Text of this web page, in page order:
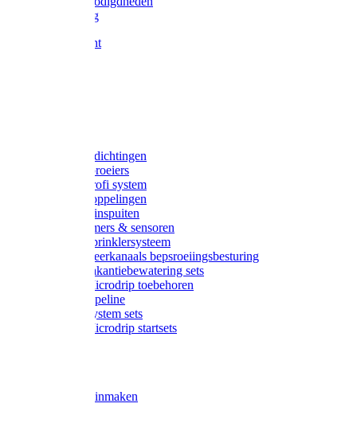
Tyleenslang
Lange bocht
Gardena afdichtingen
Gardena sproeiers
Gardena Profi system
Gardena koppelingen
Gardena tuinspuiten
Gardena timers & sensoren
Gardena Sprinklersysteem
Gardena meerkanaals bepsroeiingsbesturing
Gardena vakantiebewatering sets
Gardena Microdrip toebehoren
Gardena Pipeline
Gardena System sets
Gardena Microdrip startsets
Wecken & inmaken